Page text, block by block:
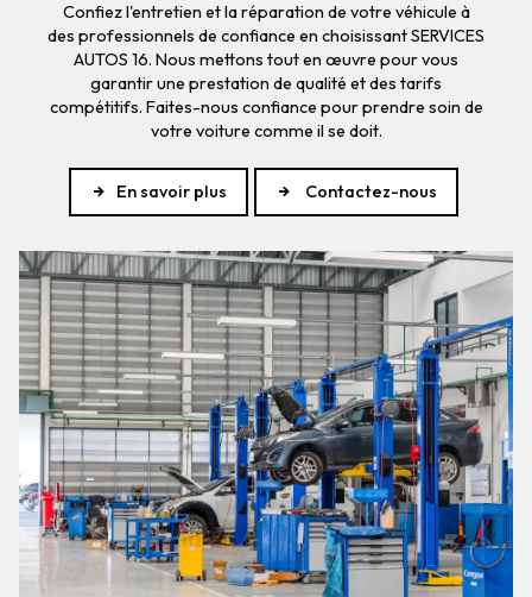
Confiez l'entretien et la réparation de votre véhicule à
des professionnels de confiance en choisissant SERVICES
AUTOS 16. Nous mettons tout en œuvre pour vous
garantir une prestation de qualité et des tarifs
compétitifs. Faites-nous confiance pour prendre soin de
votre voiture comme il se doit.
En savoir plus Contactez-nous